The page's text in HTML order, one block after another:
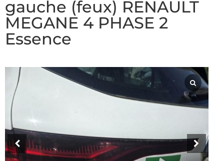
gauche (feux) RENAULT
MEGANE 4 PHASE 2
Essence